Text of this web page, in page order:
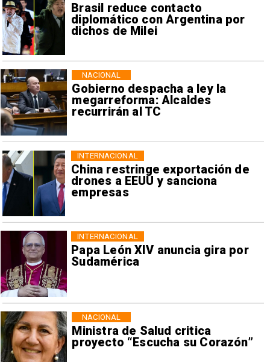
Brasil reduce contacto
diplomático con Argentina por
dichos de Milei
Gobierno despacha a ley la
megarreforma: Alcaldes
recurrirán al TC
NACIONAL
China restringe exportación de
drones a EEUU y sanciona
empresas
INTERNACIONAL
Papa León XIV anuncia gira por
Sudamérica
INTERNACIONAL
Ministra de Salud critica
proyecto “Escucha su Corazón”
NACIONAL